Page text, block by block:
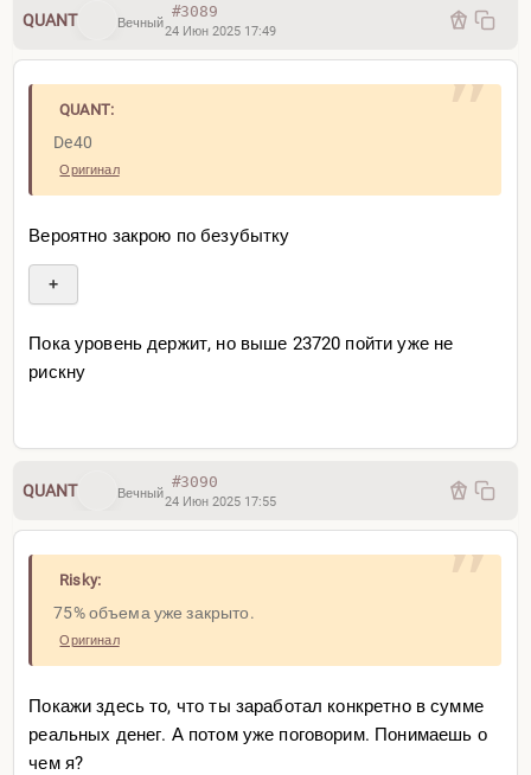
QUANT Вечный
#3089
24 Июн 2025 17:49
QUANT:
De40
Оригинал
Вероятно закрою по безубытку
+
Пока уровень держит, но выше 23720 пойти уже не
рискну
QUANT Вечный
#3090
24 Июн 2025 17:55
Risky:
75% объема уже закрыто.
Оригинал
Покажи здесь то, что ты заработал конкретно в сумме
реальных денег. А потом уже поговорим. Понимаешь о
чем я?